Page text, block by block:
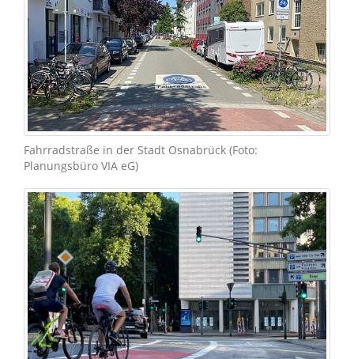
Fahrradstraße in der Stadt Osnabrück (Foto:
Planungsbüro VIA eG)